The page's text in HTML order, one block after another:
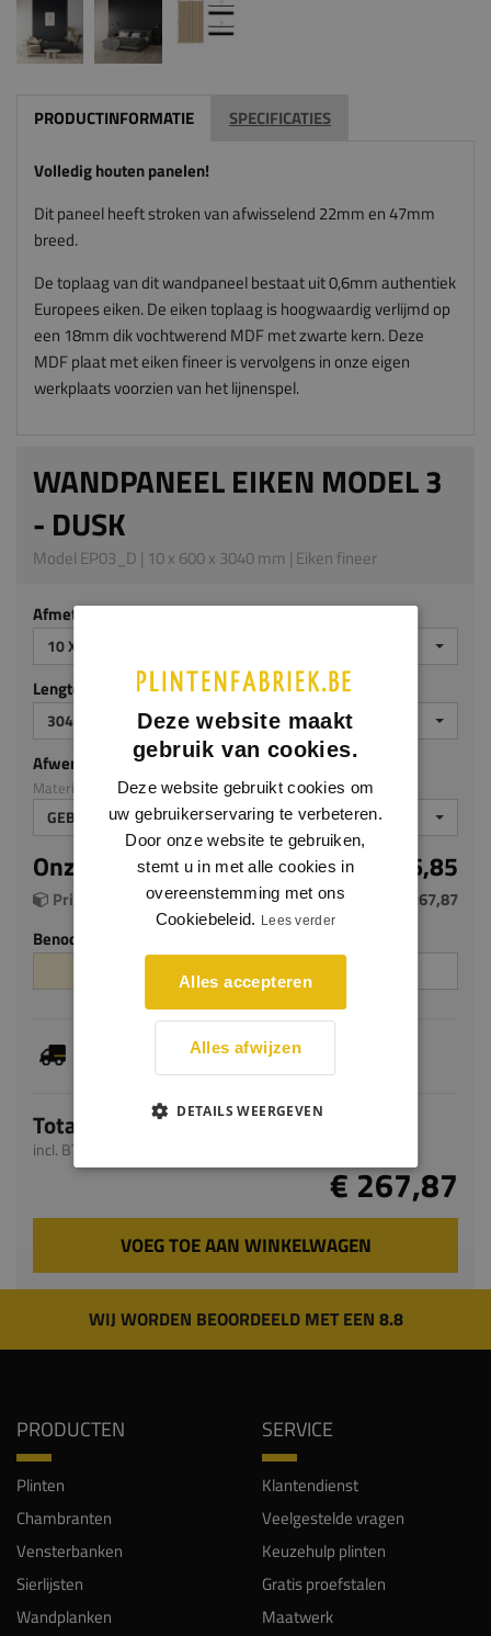
PRODUCTINFORMATIE SPECIFICATIES
Volledig houten panelen!
Dit paneel heeft stroken van afwisselend 22mm en 47mm
breed.
De toplaag van dit wandpaneel bestaat uit 0,6mm authentiek
Europees eiken. De eiken toplaag is hoogwaardig verlijmd op
een 18mm dik vochtwerend MDF met zwarte kern. Deze
MDF plaat met eiken fineer is vervolgens in onze eigen
werkplaats voorzien van het lijnenspel.
WANDPANEEL EIKEN MODEL 3
- DUSK
Model EP03_D | 10 x 600 x 3040 mm | Eiken fineer
Afmeting
10 X 600 X 3040 MM
Lengte (mm)
3040
Afwerking
Materiaal: Eiken fineer
GEBEITST ZG
Onze prijs per m² € 146,85
Prijs per plaat (1.824 m²)
€ 267,87
Benodigde aantal m²
Je hebt gekozen voor maatwerk, de verwachte
levertijd bedraagt 9-11 werkdagen
Totaal
incl. BTW
€ 267,87
VOEG TOE AAN WINKELWAGEN
WIJ WORDEN BEOORDEELD MET EEN 8.8
PRODUCTEN
Plinten
Chambranten
Vensterbanken
Sierlijsten
Wandplanken
SERVICE
Klantendienst
Veelgestelde vragen
Keuzehulp plinten
Gratis proefstalen
Maatwerk
Deze website maakt
gebruik van cookies.
Deze website gebruikt cookies om
uw gebruikerservaring te verbeteren.
Door onze website te gebruiken,
stemt u in met alle cookies in
overeenstemming met ons
Cookiebeleid. Lees verder
Alles accepteren
Alles afwijzen
DETAILS WEERGEVEN